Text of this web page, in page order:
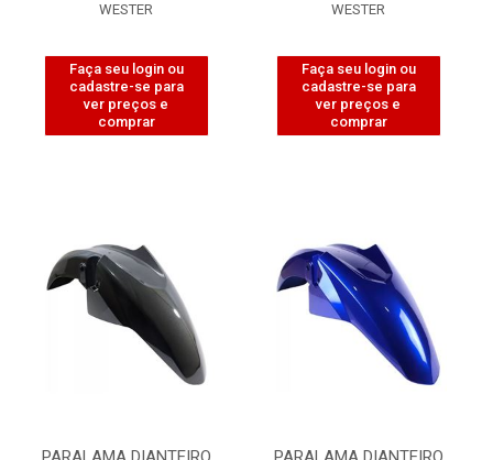
WESTER
Faça seu login ou
cadastre-se para
ver preços e
comprar
WESTER
Faça seu login ou
cadastre-se para
ver preços e
comprar